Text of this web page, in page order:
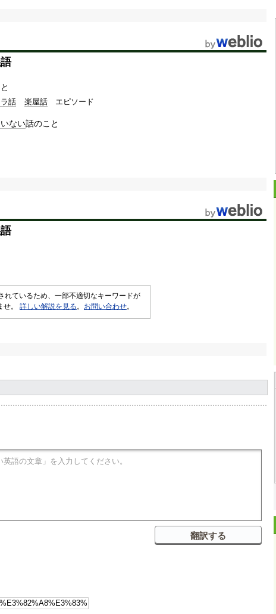
話 楽屋話 エピソード
ない話のこと
れているため、一部不適切なキーワードが
せ。 詳しい解説を見る 。 お問い合わせ。